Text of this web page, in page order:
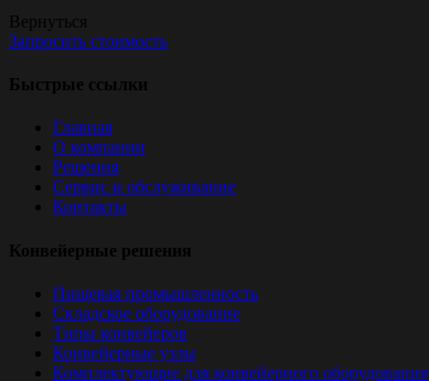
Вернуться
Запросить стоимость
Быстрые ссылки
Главная
О компании
Решения
Сервис и обслуживание
Контакты
Конвейерные решения
Пищевая промышленность
Складское оборудование
Типы конвейеров
Конвейерные узлы
Комплектующие для конвейерного оборудования